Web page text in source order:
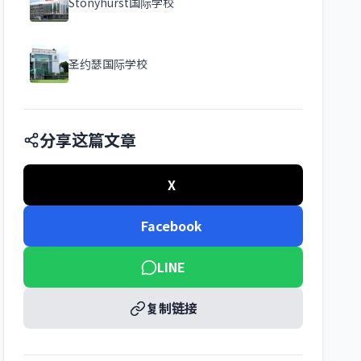
圣约瑟国际学校
分享这篇文章
X
Facebook
LINE
复制链接